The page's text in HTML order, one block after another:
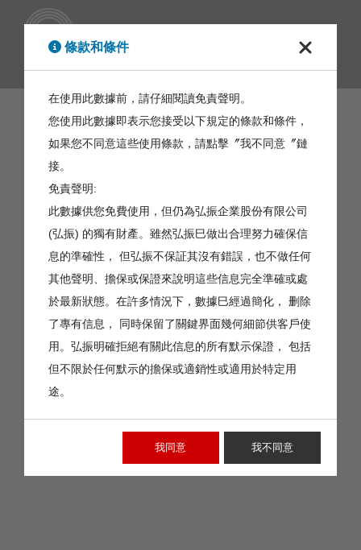
條款和條件
在使用此數據前，請仔細閱讀免責聲明。
您使用此數據即表示您接受以下規定的條款和條件，
如果您不同意這些使用條款，請點擊〞我不同意〞鏈
接。
免責聲明:
此數據供您免費使用，但仍為弘振企業股份有限公司
(弘振) 的獨有財產。雖然弘振巳做出合理努力確保信
息的準確性， 但弘振不保証其沒有錯誤，也不做任何
其他聲明、擔保或保證來說明這些信息完全準確或處
於最新狀態。在許多情況下，數據巳經過簡化， 删除
了專有信息， 同時保留了關鍵界面幾何細節供客戶使
用。弘振明確拒絕有關此信息的所有默示保證， 包括
但不限於任何默示的擔保或適銷性或適用於特定用
途。
我同意 我不同意